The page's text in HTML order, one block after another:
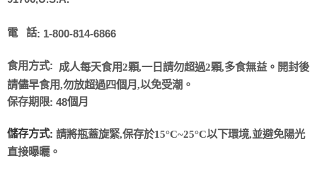
電 話: 1-800-814-6866
食用方式: 成人每天食用2顆,一日請勿超過2顆, 多食無益。開封後
請儘早食用,勿放超過四個月,以免受潮。
保存期限: 48個月
儲存方式: 請將瓶蓋旋緊,保存於15°C~25°C以下環境 並避免陽光
直接曝曬。